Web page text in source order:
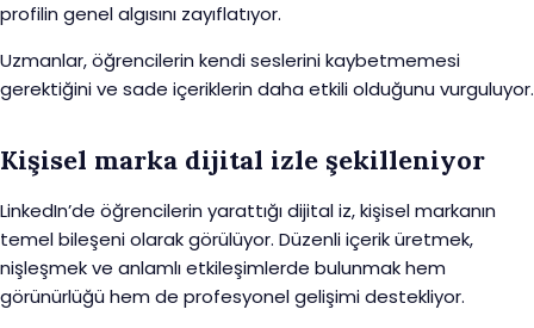
profilin genel algısını zayıflatıyor.
Uzmanlar, öğrencilerin kendi seslerini kaybetmemesi
gerektiğini ve sade içeriklerin daha etkili olduğunu vurguluyor.
Kişisel marka dijital izle şekilleniyor
LinkedIn’de öğrencilerin yarattığı dijital iz, kişisel markanın
temel bileşeni olarak görülüyor. Düzenli içerik üretmek,
nişleşmek ve anlamlı etkileşimlerde bulunmak hem
görünürlüğü hem de profesyonel gelişimi destekliyor.